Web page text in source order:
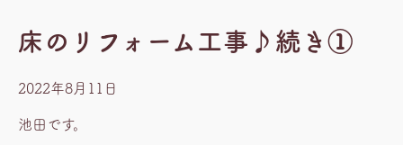
床のリフォーム工事♪続き①
2022年8月11日
池田です。